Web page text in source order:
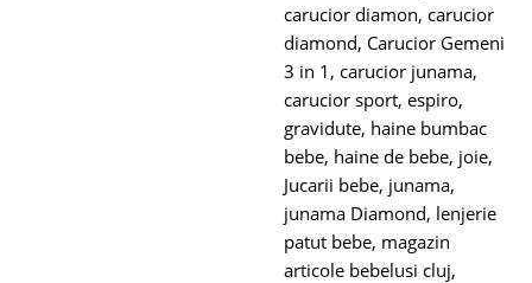
carucior diamon, carucior
diamond, Carucior Gemeni
3 in 1 , carucior junama,
carucior sport, espiro,
gravidute, haine bumbac
bebe, haine de bebe, joie,
Jucarii bebe, junama,
junama Diamond, lenjerie
patut bebe, magazin
articole bebelusi cluj,